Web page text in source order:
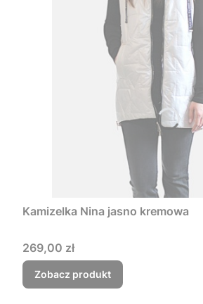
Kamizelka Nina jasno kremowa
Cena
269,00 zł
Zobacz produkt